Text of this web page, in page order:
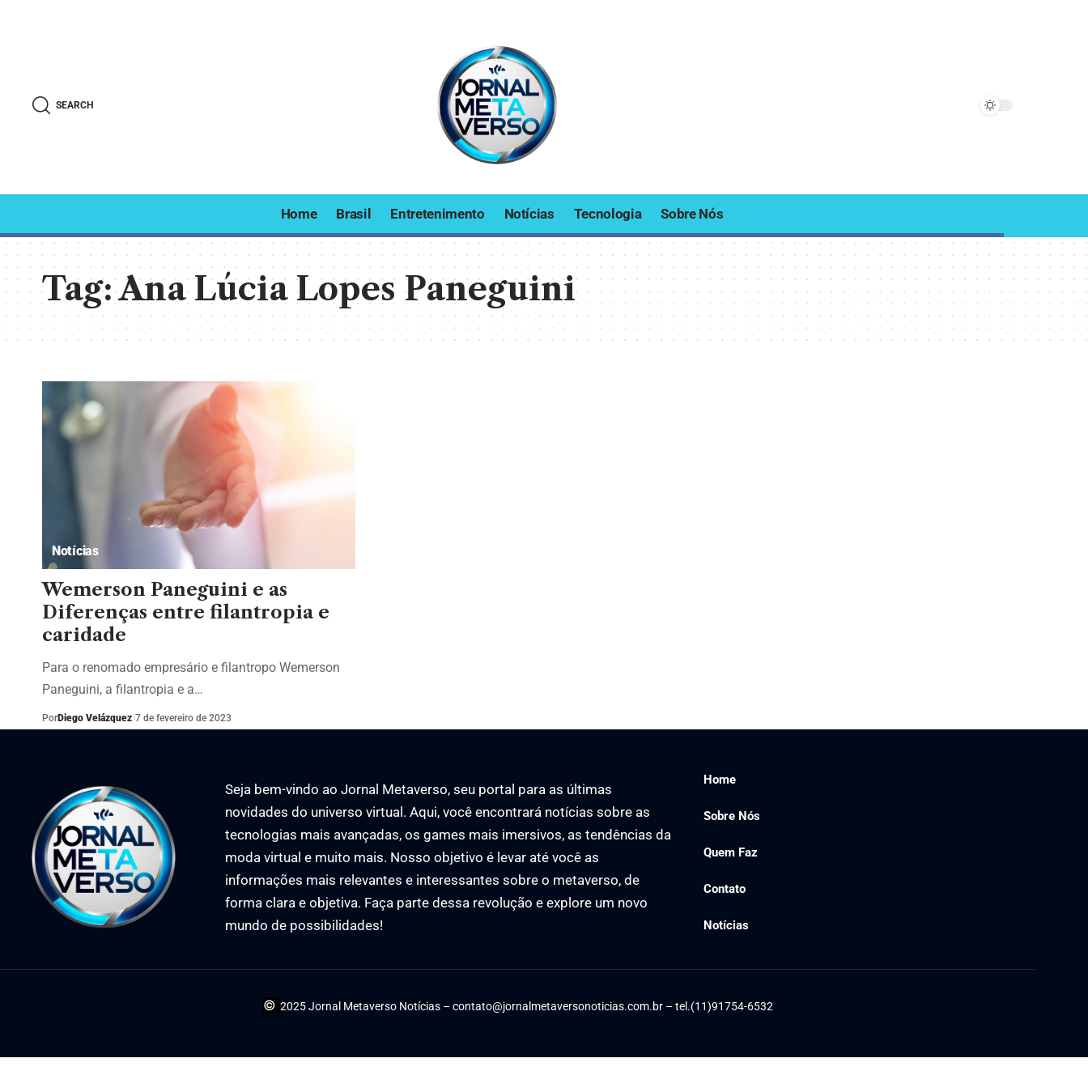
SEARCH
Home Brasil Entretenimento Notícias Tecnologia Sobre Nós
Tag:Ana Lúcia Lopes Paneguini
Notícias
Wemerson Paneguini e as
Diferenças entre filantropia e
caridade
Para o renomado empresário e filantropo Wemerson
Paneguini, a filantropia e a…
PorDiego Velázquez 7 de fevereiro de 2023
Seja bem-vindo ao Jornal Metaverso, seu portal para as últimas
novidades do universo virtual. Aqui, você encontrará notícias sobre as
tecnologias mais avançadas, os games mais imersivos, as tendências da
moda virtual e muito mais. Nosso objetivo é levar até você as
informações mais relevantes e interessantes sobre o metaverso, de
forma clara e objetiva. Faça parte dessa revolução e explore um novo
mundo de possibilidades!
Home
Sobre Nós
Quem Faz
Contato
Notícias
© 2025 Jornal Metaverso Notícias – contato@jornalmetaversonoticias.com.br – tel.(11)91754-6532